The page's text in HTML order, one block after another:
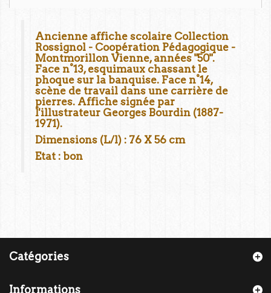
Ancienne affiche scolaire Collection
Rossignol - Coopération Pédagogique -
Montmorillon Vienne, années "50".
Face n°13, esquimaux chassant le
phoque sur la banquise. Face n°14,
scène de travail dans une carrière de
pierres. Affiche signée par
l'illustrateur Georges Bourdin (1887-
1971).
Dimensions (L/l) : 76 X 56 cm
Etat : bon
Catégories
Informations